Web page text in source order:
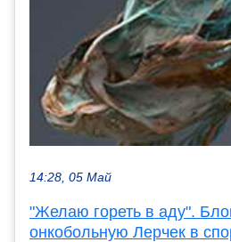
14:28, 05 Май
"Желаю гореть в аду".
онкобольную Лерчек в